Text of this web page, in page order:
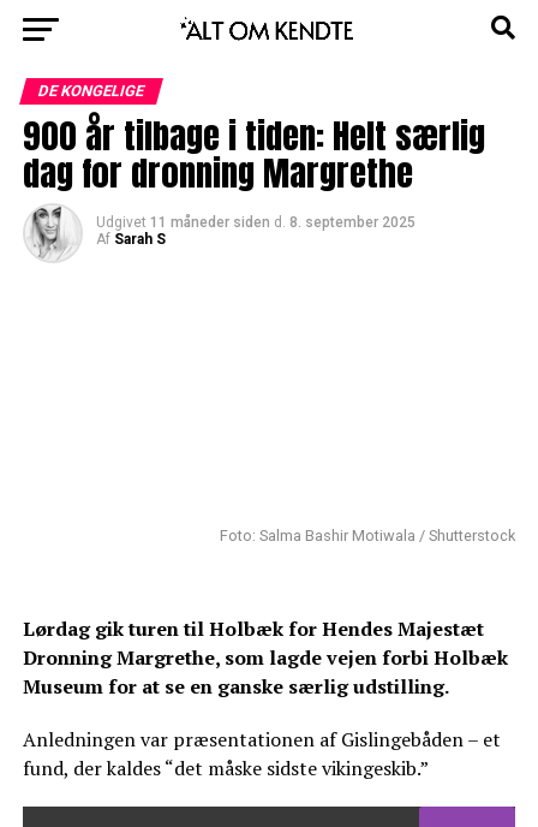
DE KONGELIGE
900 år tilbage i tiden: Helt særlig
dag for dronning Margrethe
Udgivet 11 måneder siden d. 8. september 2025
Af Sarah S
Foto: Salma Bashir Motiwala / Shutterstock
Lørdag gik turen til Holbæk for Hendes Majestæt
Dronning Margrethe, som lagde vejen forbi Holbæk
Museum for at se en ganske særlig udstilling.
Anledningen var præsentationen af Gislingebåden – et
fund, der kaldes “det måske sidste vikingeskib.”